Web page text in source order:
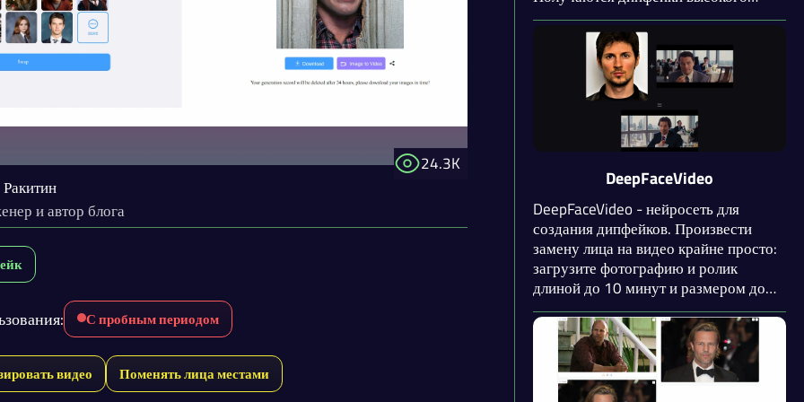
24.3K
и автор блога
С пробным периодом
видео Поменять лица местами
качества, но результат генерации
зависит от детализации исходных
файлов. Присутствует функция
замены пола с помощью нейросети.
DeepFaceVideo
DeepFaceVideo - нейросеть для
создания дипфейков. Произвести
замену лица на видео крайне просто:
загрузите фотографию и ролик
длиной до 10 минут и размером до
50 Мб. Нейросеть сгенерирует
дипфейк за 5-10 минут в зависимости
от длительности исходного видео.
Сервис может произвести замену
лица только для одного человека.